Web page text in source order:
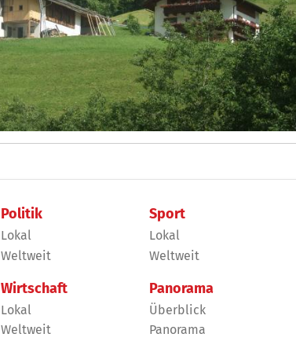
Politik
Lokal
Weltweit
Wirtschaft
Lokal
Weltweit
Sport
Lokal
Weltweit
Panorama
Überblick
Panorama